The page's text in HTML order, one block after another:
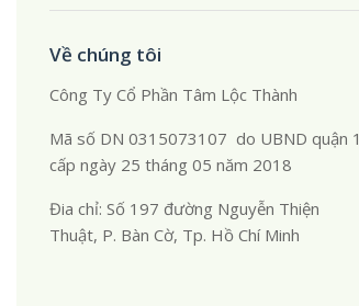
Về chúng tôi
Công Ty Cổ Phần Tâm Lộc Thành
Mã số DN 0315073107 do UBND quận 1
cấp ngày 25 tháng 05 năm 2018
Đia chỉ: Số 197 đường Nguyễn Thiện
Thuật, P. Bàn Cờ, Tp. Hồ Chí Minh